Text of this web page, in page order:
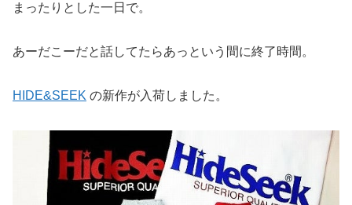
まったりとした一日で。
あーだこーだと話してたらあっという間に終了時間。
HIDE&SEEK の新作が入荷しました。